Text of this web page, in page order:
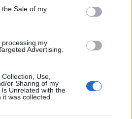
Sale of my
my
Advertising.
Use,
or Sharing of my
Unrelated with the
was collected.
miért van az hogy egyes
áll, mig a többi csak 3-4
oldani, hogy mindig